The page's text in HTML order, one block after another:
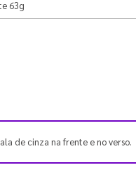
de cinza na frente e no verso.